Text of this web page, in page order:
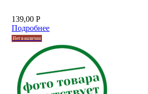
139,00 Р
Подробнее
Нет в наличии